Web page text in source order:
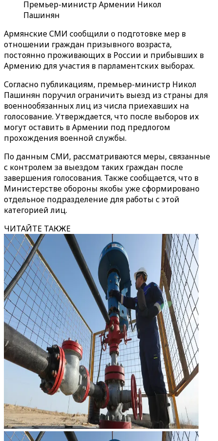
Премьер-министр Армении Никол
Пашинян
Армянские СМИ сообщили о подготовке мер в
отношении граждан призывного возраста,
постоянно проживающих в России и прибывших в
Армению для участия в парламентских выборах.
Согласно публикациям, премьер-министр Никол
Пашинян поручил ограничить выезд из страны для
военнообязанных лиц из числа приехавших на
голосование. Утверждается, что после выборов их
могут оставить в Армении под предлогом
прохождения военной службы.
По данным СМИ, рассматриваются меры, связанные
с контролем за выездом таких граждан после
завершения голосования. Также сообщается, что в
Министерстве обороны якобы уже сформировано
отдельное подразделение для работы с этой
категорией лиц.
ЧИТАЙТЕ ТАКЖЕ